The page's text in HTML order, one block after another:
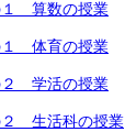
算数の授業
体育の授業
学活の授業
生活科の授業